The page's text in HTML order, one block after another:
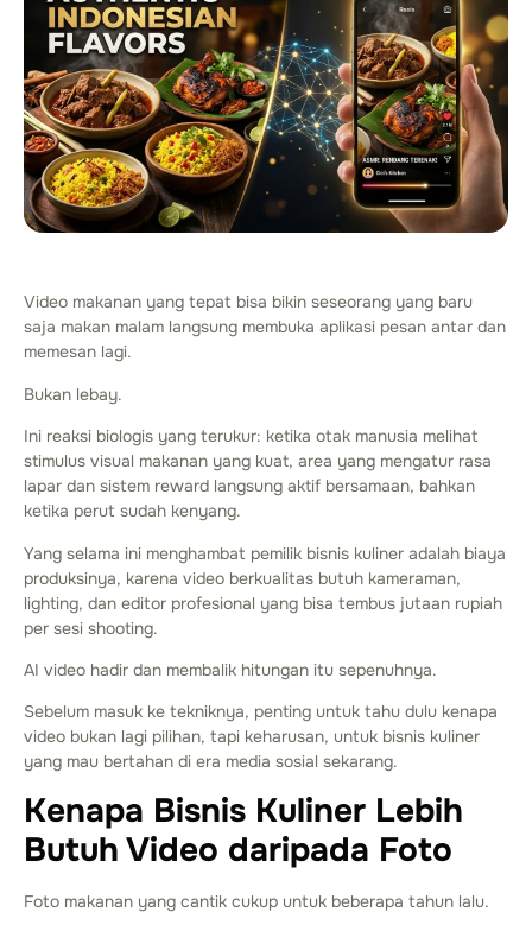
Video makanan yang tepat bisa bikin seseorang yang baru
saja makan malam langsung membuka aplikasi pesan antar dan
memesan lagi.
Bukan lebay.
Ini reaksi biologis yang terukur: ketika otak manusia melihat
stimulus visual makanan yang kuat, area yang mengatur rasa
lapar dan sistem reward langsung aktif bersamaan, bahkan
ketika perut sudah kenyang.
Yang selama ini menghambat pemilik bisnis kuliner adalah biaya
produksinya, karena video berkualitas butuh kameraman,
lighting, dan editor profesional yang bisa tembus jutaan rupiah
per sesi shooting.
AI video hadir dan membalik hitungan itu sepenuhnya.
Sebelum masuk ke tekniknya, penting untuk tahu dulu kenapa
video bukan lagi pilihan, tapi keharusan, untuk bisnis kuliner
yang mau bertahan di era media sosial sekarang.
Kenapa Bisnis Kuliner Lebih
Butuh Video daripada Foto
Foto makanan yang cantik cukup untuk beberapa tahun lalu.